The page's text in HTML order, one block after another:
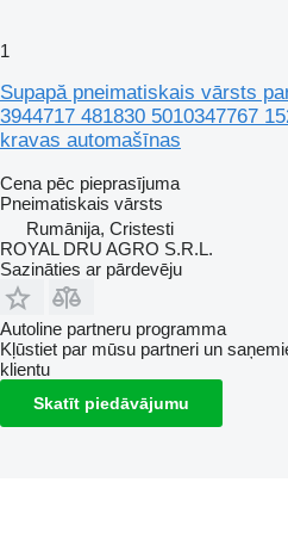
1
Supapă pneimatiskais vārsts
3944717 481830 5010347767
kravas automašīnas
Cena pēc pieprasījuma
Pneimatiskais vārsts
Rumānija, Cristesti
ROYAL DRU AGRO S.R.L.
Sazināties ar pārdevēju
Autoline partneru programma
Kļūstiet par mūsu partneri un
klientu
Skatīt piedāvājumu